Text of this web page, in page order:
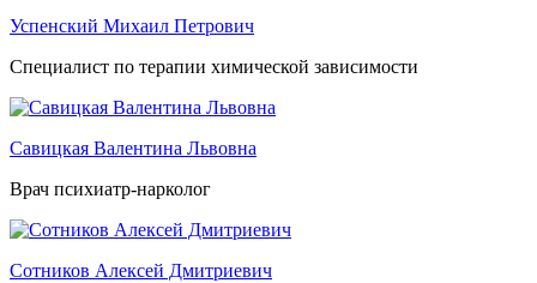
Успенский Михаил Петрович
Специалист по терапии химической зависимости
Савицкая Валентина Львовна
Врач психиатр-нарколог
Сотников Алексей Дмитриевич